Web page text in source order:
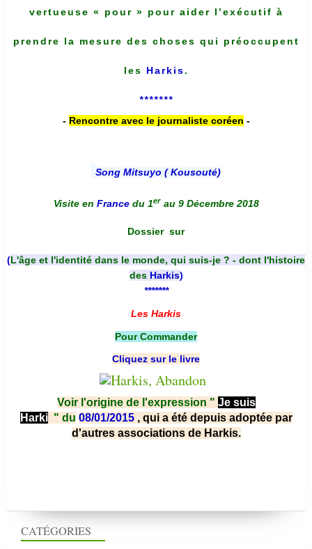
CATÉGORIES
vertueuse « pour » pour aider l’exécutif à
prendre la mesure des choses qui préoccupent
les Harkis.
*******
- Rencontre avec le journaliste coréen -
Song Mitsuyo ( Kousouté)
Visite en France du 1er au 9 Décembre 2018
Dossier sur
(L'âge et l'identité dans le monde, qui suis-je ? - dont l'histoire
des Harkis)
*******
Les Harkis
Pour Commander
Cliquez sur le livre
Voir l'origine de l'expression " Je suis
Harki " du 08/01/2015 , qui a été depuis adoptée par
d'autres associations de Harkis.